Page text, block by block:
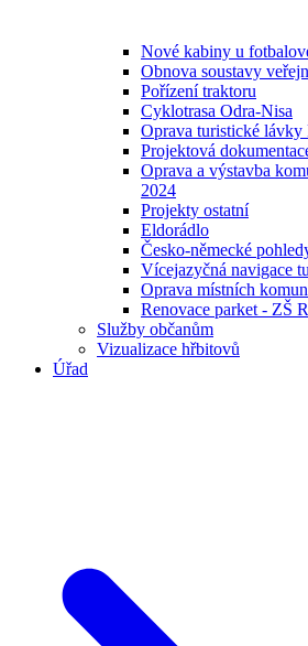
Nové kabiny u
Obnova soustavy
Pořízení traktoru
Cyklotrasa Odra-Nisa
Oprava turistické lávky
Projektová
Oprava a výstavba
2024
Projekty ostatní
Eldorádlo
Česko-německé
Vícejazyčná navigace
Oprava místních
Renovace parket - ZŠ
Služby občanům
Vizualizace hřbitovů
Úřad